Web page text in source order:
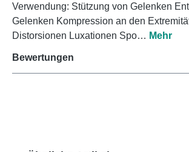
Verwendung: Stützung von Gelenken
Gelenken Kompression an den
Distorsionen Luxationen Spo… Mehr
Bewertungen